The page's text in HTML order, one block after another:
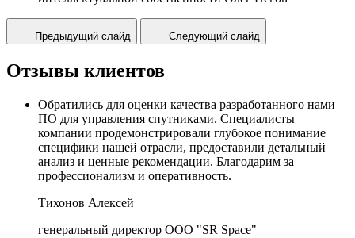
Предыдущий слайд Следующий слайд
Отзывы клиентов
Обратились для оценки качества разработанного нами
ПО для управления спутниками. Специалисты
компании продемонстрировали глубокое понимание
специфики нашей отрасли, предоставили детальный
анализ и ценные рекомендации. Благодарим за
профессионализм и оперативность.
Тихонов Алексей
генеральный директор ООО "SR Space"